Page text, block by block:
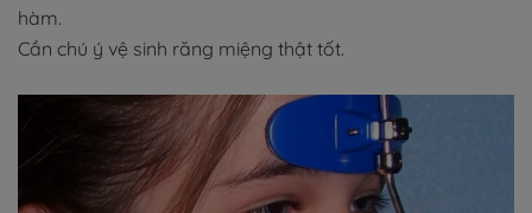
hàm.
Cần chú ý vệ sinh răng miệng thật tốt.